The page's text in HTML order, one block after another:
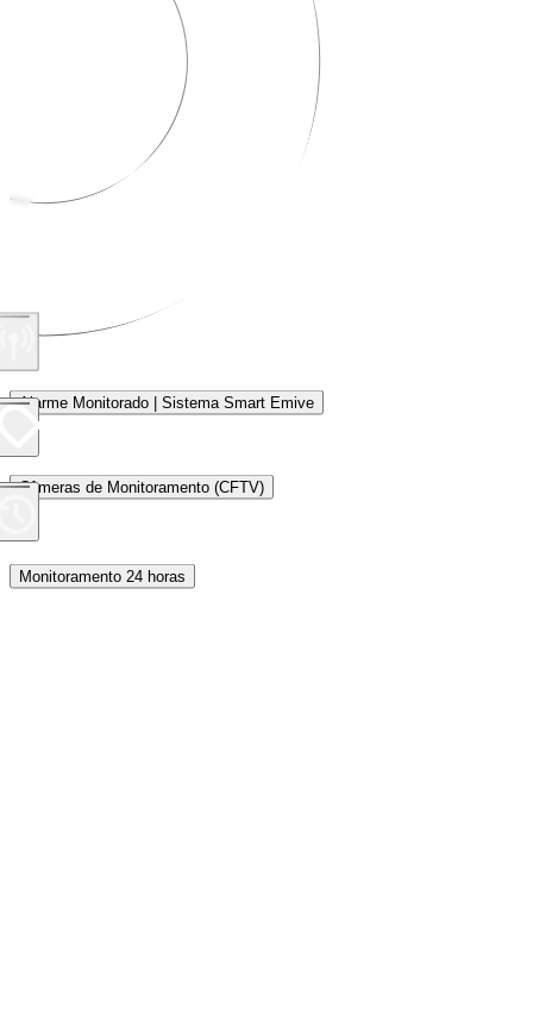
Alarme Monitorado | Sistema Smart Emive
Câmeras de Monitoramento (CFTV)
Monitoramento 24 horas